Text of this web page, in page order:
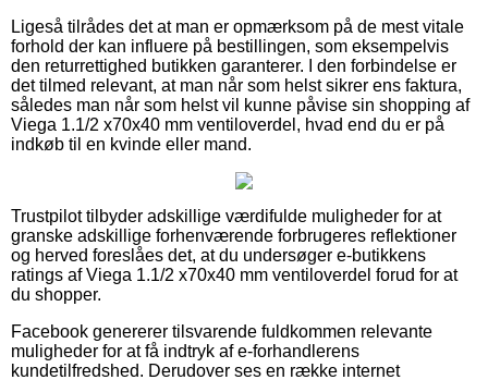
Ligeså tilrådes det at man er opmærksom på de mest vitale
forhold der kan influere på bestillingen, som eksempelvis
den returrettighed butikken garanterer. I den forbindelse er
det tilmed relevant, at man når som helst sikrer ens faktura,
således man når som helst vil kunne påvise sin shopping af
Viega 1.1/2 x70x40 mm ventiloverdel, hvad end du er på
indkøb til en kvinde eller mand.
Trustpilot tilbyder adskillige værdifulde muligheder for at
granske adskillige forhenværende forbrugeres reflektioner
og herved foreslåes det, at du undersøger e-butikkens
ratings af Viega 1.1/2 x70x40 mm ventiloverdel forud for at
du shopper.
Facebook genererer tilsvarende fuldkommen relevante
muligheder for at få indtryk af e-forhandlerens
kundetilfredshed. Derudover ses en række internet